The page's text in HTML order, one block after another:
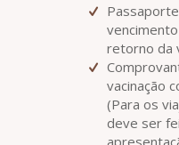
retorno da
vacinação
(Para os
deve ser